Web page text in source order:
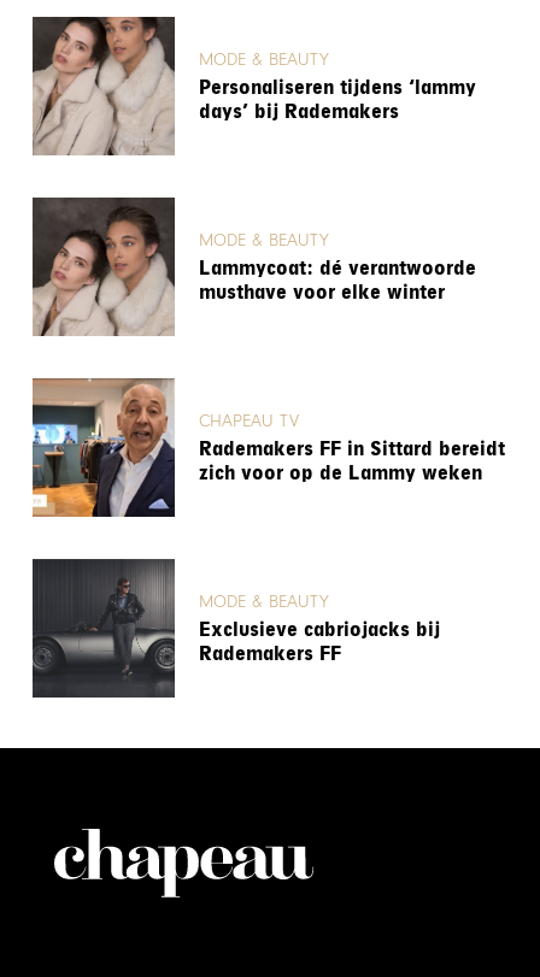
MODE & BEAUTY
Personaliseren tijdens ‘lammy
days’ bij Rademakers
MODE & BEAUTY
Lammycoat: dé verantwoorde
musthave voor elke winter
CHAPEAU TV
Rademakers FF in Sittard bereidt
zich voor op de Lammy weken
MODE & BEAUTY
Exclusieve cabriojacks bij
Rademakers FF